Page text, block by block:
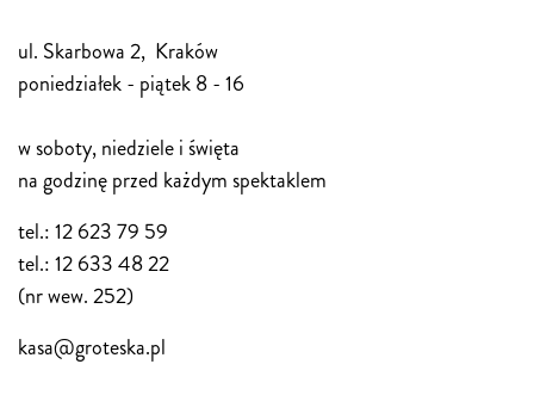
ul. Skarbowa 2, Kraków
poniedziałek - piątek 8 - 16
w soboty, niedziele i święta
na godzinę przed każdym spektaklem
tel.: 12 623 79 59
tel.: 12 633 48 22
(nr wew. 252)
kasa@groteska.pl